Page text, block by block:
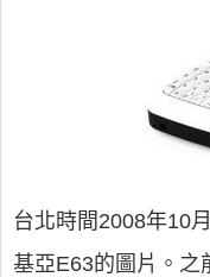
台北時間2008年10
基亞E63的圖片。之